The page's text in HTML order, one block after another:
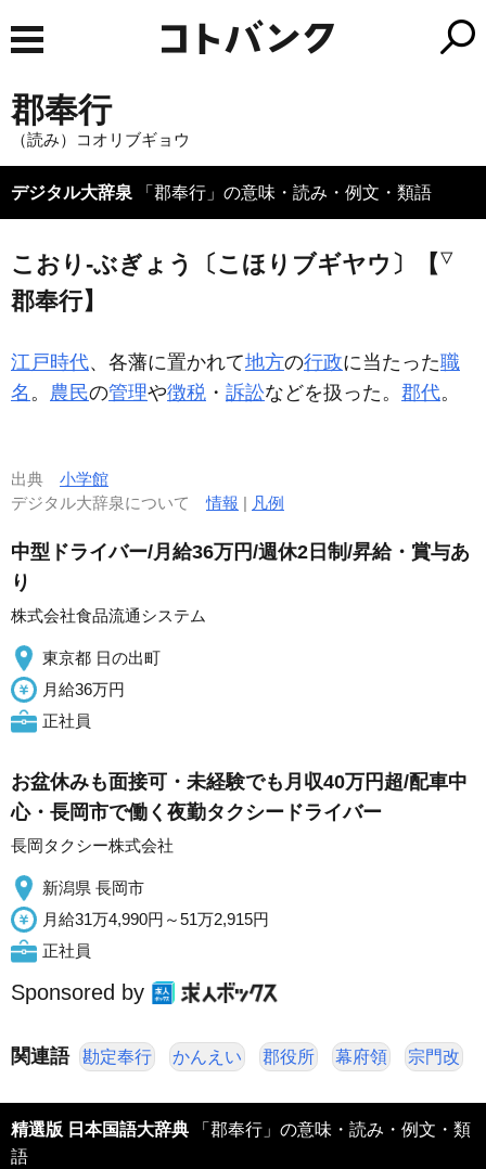
郡奉行
（読み）コオリブギョウ
デジタル大辞泉 「郡奉行」の意味・読み・例文・類語
こおり‐ぶぎょう〔こほりブギヤウ〕【 ▽
郡奉行】
江戸時代、各藩に置かれて地方の行政に当たった職
名 。 農民の管理や徴税 ・ 訴訟などを扱った。 郡代。
出典 小学館
デジタル大辞泉について情報 | 凡例
中型ドライバー/月給36万円/週休2日制/昇給・賞与あ
り
株式会社食品流通システム
東京都 日の出町
月給36万円
正社員
お盆休みも面接可・未経験でも月収40万円超/配車中
心・長岡市で働く夜勤タクシードライバー
長岡タクシー株式会社
新潟県 長岡市
月給31万4,990円～51万2,915円
正社員
Sponsored by
関連語 勘定奉行 かんえい 郡役所 幕府領 宗門改
精選版 日本国語大辞典 「郡奉行」の意味・読み・例文・類
語